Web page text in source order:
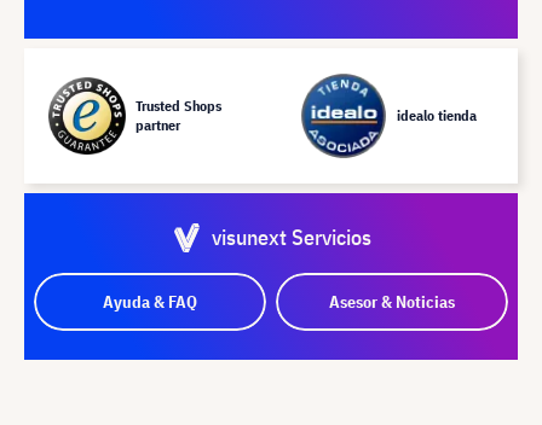
Trusted Shops
partner
idealo tienda
visunext Servicios
Ayuda & FAQ Asesor & Noticias